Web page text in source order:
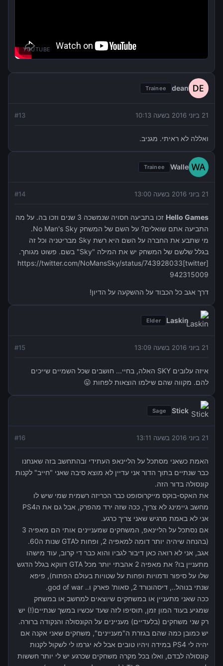
YOUTUBE
dean
Trainee
21 ביוני 2016 בשעה 10:13 #13
ואללה לא ראיתי. מגניב.
Walle
Trainee
21 ביוני 2016 בשעה 13:00 #14
Hello Games
זכו בתביעה חסויה שנמשכה 3 שנים וזכו בה. על מה
התביעה אתם שואלים? על השם של המשחק No Man's Sky.
מי שתבע את החברה על השם היא רשת Sky מבריטניה וכל זה
בגלל שלשם של המשחק יש את המילה "Sky" בשם. פשוט מגוחך.
[twitter]https://twitter.com/NoMansSky/status/743928033
942315009
דרך אגב כל הכבוד על ההשקעה על הדיון!
Laskin
Elder
21 ביוני 2016 בשעה 13:09 #15
איזה עלובים SKY האלה, בחיי... חושבים שכל השמיים שייכים
להם. מקווה שהם שילמו הוצאות לפחות 😛
Stick
Sage
21 ביוני 2016 בשעה 13:11 #16
האמת כשאני מסתכל על הליינאפ העתידי ובהתחשב בזה שאנחנו
כבר שנתיים בתוך הדור אני עדיין לא מוצא סיבה שאני "חייב" לקנות
קונסולה בדור הזה.
את האקס-בוקס מייקרוסופט כבר הכריזה רשמית שמי שיש לו
מחשב גיימינג לא צריך, ככה שזה ירד מהפרק, אבל גם את הPS4
אני לא באמת מרגיש שאני צריך כרגע.
אם נסתכל על הליינאפ, המשחקים שמעניינים אותי הם מאפיה 3
(בהנחה שיהיה יותר דומה למאפיה 2, ופחות לGTA שנות ה60.
אגב, אני לא רואה כאן דיבור לגביו והוא כבר די קרוב, עוד מישהו
מתעניין בו? את מאפיה 2 אהבתי יותר מכל GTA דווקא בגלל הדגש
שלו על סיפור ודמויות ופחות על שטויות בעולם הפתוח), פיפא
שנתי בנוהל.., דיסהונורד 2, סאות' פארק ו.. god of war.
ככה שאני מתעניין או במשחקים שיוצאים למחשב או במשחק
שמגיע בעוד המון זמן, תוסיפו לזה שעד עכשיו במשך שנתיים(!) יש
רק שני משחקים (בלעדיים) מעניינים על הקונסולה והנקודה ברורה.
יש כמובן כמה שהם בגזרת ה"מעניינים", משחקים שאני אקנה אם
יהיה לי PS4 במידה ויהיו טובים אבל לא יגרמו לי לשקול לקנות
קונסולה לבדם, ואלו בכל מקרה משחקים שכרגע יש לי יותר חששות